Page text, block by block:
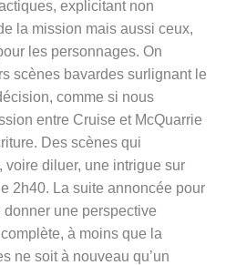
explicitant non
la mission mais aussi ceux,
les personnages. On
scènes bavardes surlignant le
comme si nous
entre Cruise et McQuarrie
Des scènes qui
voire diluer, une intrigue sur
2h40. La suite annoncée pour
une perspective
à moins que la
ne soit à nouveau qu’un